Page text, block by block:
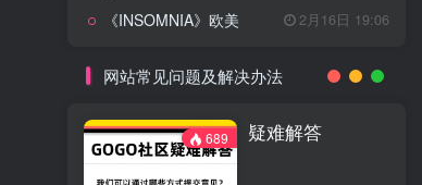
《INSOMNIA》欧美 2月16日 19:06
网站常见问题及解决办法
689 疑难解答